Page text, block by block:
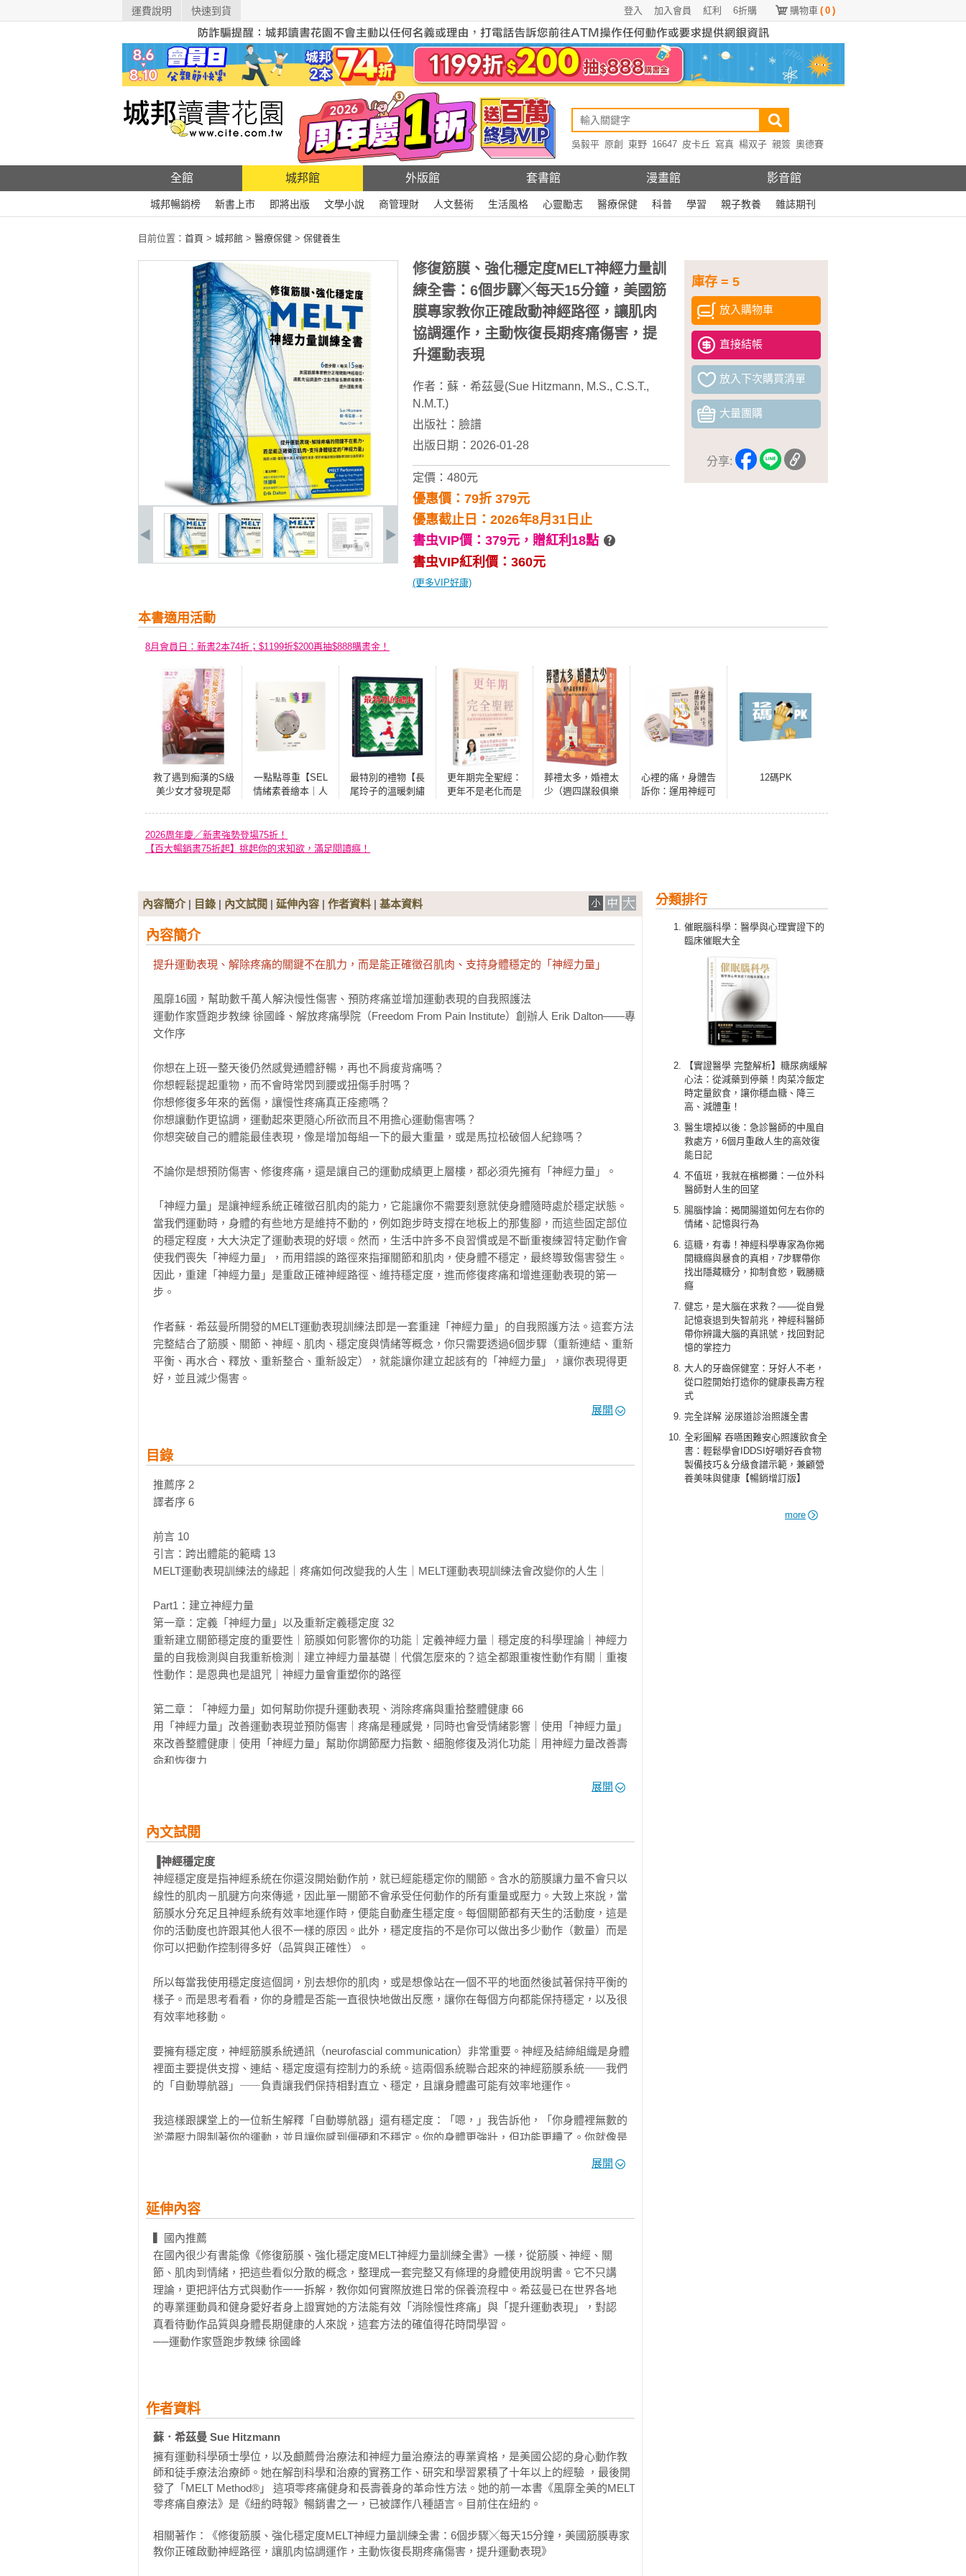
運費說明 快速到貨 購物車 ( 0 )
6折購
紅利
加入會員
登入
吳毅平 原創 東野 16647 皮卡丘 寫真 楊双子 親簽 奧德賽
全館 城邦館 外版館 套書館 漫畫館 影音館
城邦暢銷榜 新書上市 即將出版 文學小說 商管理財 人文藝術 生活風格 心靈勵志 醫療保健 科普 學習 親子教養 雜誌期刊
目前位置： 首頁 > 城邦館 > 醫療保健 > 保健養生
庫存 = 5
放入購物車
直接結帳
放入下次購買清單
大量團購
分享:
修復筋膜、強化穩定度MELT神經力量訓
練全書：6個步驟╳每天15分鐘，美國筋
膜專家教你正確啟動神經路徑，讓肌肉
協調運作，主動恢復長期疼痛傷害，提
升運動表現
作者： 蘇．希茲曼(Sue Hitzmann, M.S., C.S.T.,
N.M.T.)
出版社： 臉譜
出版日期：2026-01-28
定價：480元
優惠價：79折 379元
優惠截止日：2026年8月31日止
書虫VIP價：379元， 贈紅利18點
書虫VIP紅利價：360元
(更多VIP好康)
本書適用活動
8月會員日：新書2本74折；$1199折$200再抽$888購書金！
救了遇到痴漢的S級
美少女才發現是鄰
一點點尊重【SEL
情緒素養繪本｜人
屈求全，是我有權
利說不，而你願意
最特別的禮物【長
尾玲子的溫暖刺繡
更年期完全聖經：
更年不是老化而是
葬禮太多，婚禮太
少（週四謀殺俱樂
心裡的痛，身體告
訴你：運用神經可
12碼PK
2026周年慶／新書強勢登場75折！
【百大暢銷書75折起】挑起你的求知欲，滿足閱讀癮！
分類排行
催眠腦科學：醫學與心理實證下的
臨床催眠大全
【實證醫學 完整解析】糖尿病緩解
心法：從減藥到停藥！肉菜冷飯定
時定量飲食，讓你穩血糖、降三
高、減體重！
醫生壞掉以後：急診醫師的中風自
救處方，6個月重啟人生的高效復
能日記
不值班，我就在檳榔攤：一位外科
醫師對人生的回望
腸腦悖論：揭開腸道如何左右你的
情緒、記憶與行為
這糖，有毒！神經科學專家為你揭
開糖癮與暴食的真相，7步驟帶你
找出隱藏糖分，抑制食慾，戰勝糖
癮
健忘，是大腦在求救？——從自覺
記憶衰退到失智前兆，神經科醫師
帶你辨識大腦的真訊號，找回對記
憶的掌控力
大人的牙齒保健室：牙好人不老，
從口腔開始打造你的健康長壽方程
式
完全詳解 泌尿道診治照護全書
全彩圖解 吞嚥困難安心照護飲食全
書：輕鬆學會IDDSI好嚼好吞食物
製備技巧＆分級食譜示範，兼顧營
養美味與健康【暢銷增訂版】
more
內容簡介| 目錄 | 內文試閱 | 延伸內容 | 作者資料 | 基本資料
內容簡介
提升運動表現、解除疼痛的關鍵不在肌力，而是能正確徵召肌肉、支持身體穩定的「神經力量」
風靡16國，幫助數千萬人解決慢性傷害、預防疼痛並增加運動表現的自我照護法
運動作家暨跑步教練 徐國峰、解放疼痛學院（Freedom From Pain Institute）創辦人 Erik Dalton——專
文作序
你想在上班一整天後仍然感覺通體舒暢，再也不肩痠背痛嗎？
你想輕鬆提起重物，而不會時常閃到腰或扭傷手肘嗎？
你想修復多年來的舊傷，讓慢性疼痛真正痊癒嗎？
你想讓動作更協調，運動起來更隨心所欲而且不用擔心運動傷害嗎？
你想突破自己的體能最佳表現，像是增加每組一下的最大重量，或是馬拉松破個人紀錄嗎？
不論你是想預防傷害、修復疼痛，還是讓自己的運動成績更上層樓，都必須先擁有「神經力量」。
「神經力量」是讓神經系統正確徵召肌肉的能力，它能讓你不需要刻意就使身體隨時處於穩定狀態。
當我們運動時，身體的有些地方是維持不動的，例如跑步時支撐在地板上的那隻腳，而這些固定部位
的穩定程度，大大決定了運動表現的好壞。然而，生活中許多不良習慣或是不斷重複練習特定動作會
使我們喪失「神經力量」，而用錯誤的路徑來指揮關節和肌肉，使身體不穩定，最終導致傷害發生。
因此，重建「神經力量」是重啟正確神經路徑、維持穩定度，進而修復疼痛和增進運動表現的第一
步。
作者蘇．希茲曼所開發的MELT運動表現訓練法即是一套重建「神經力量」的自我照護方法。這套方法
完整結合了筋膜、關節、神經、肌肉、穩定度與情緒等概念，你只需要透過6個步驟（重新連結、重新
平衡、再水合、釋放、重新整合、重新設定），就能讓你建立起該有的「神經力量」，讓你表現得更
好，並且減少傷害。
本書將透過步驟與圖解，帶你學習MELT運動表現訓練法的動作，並且用運動醫學的前端研究讓你瞭解
的上班族、勞動工作者，抑或是運動愛好者或職業運動員，你只需要每天花15分鐘，就能獲得更好的
生活與訓練品質。MELT運動表現訓練法綜合了作者30年的徒手治療經驗，至今已在16個國家影響了數
千萬人。現在就打開本書，給你自己一次機會，迎接無痛且更美好的生活吧！
重新連結：辨識出體內積聚壓力的位置，重新校正「自動導航器」，讓你不需經由思考就能保持平衡
且穩定的神經系統。
重新平衡：啟動核心反射，讓你的脊椎保持穩定、保護重要器官、改善腸胃問題。
釋放：讓液體留回空隙，例如頸部與下背，釋放空隙中不必要的張力，讓活動度變好，改善姿勢。
重新整合：學習如何將身體的位置擺好，並執行動作，讓負責穩定「核心」或是穩定「帶」的正確肌
肉能在移動之前，在正確的時間點收縮。
重新設定：重新建立你的神經路徑，強化穩定肌與動作肌之間的正確時序，減少受傷及疼痛風險。
展開
目錄
推薦序 2
譯者序 6
前言 10
引言：跨出體能的範疇 13
MELT運動表現訓練法的緣起｜疼痛如何改變我的人生｜MELT運動表現訓練法會改變你的人生｜
Part1：建立神經力量
第一章：定義「神經力量」以及重新定義穩定度 32
重新建立關節穩定度的重要性｜筋膜如何影響你的功能｜定義神經力量｜穩定度的科學理論｜神經力
量的自我檢測與自我重新檢測｜建立神經力量基礎｜代償怎麼來的？這全都跟重複性動作有關｜重複
性動作：是恩典也是詛咒｜神經力量會重塑你的路徑
第二章：「神經力量」如何幫助你提升運動表現、消除疼痛與重拾整體健康 66
用「神經力量」改善運動表現並預防傷害｜疼痛是種感覺，同時也會受情緒影響｜使用「神經力量」
來改善整體健康｜使用「神經力量」幫助你調節壓力指數、細胞修復及消化功能｜用神經力量改善壽
命和恢復力
第四章：溫習MELT療法：MELT療法的4R方程式 120
失能的神經筋膜連鎖反應｜活著的身體模型｜活著的身體模型背後的科學｜國際筋膜研究研討會｜自
律神經正常／失能與筋膜系統的關聯｜MELT療法的4R方程式：重新連結、重新平衡、再水合與釋放｜
腹部手術與疤痕的長遠影響｜讓MELT運動表現訓練法有效的祕訣
第五章：MELT 「再水合」與「釋放」的連續動作 152
現訓練法的足部治療｜重新檢測｜上半身再水合連續動作｜下半身再水合及下背減壓的連續動作｜坐
姿施壓的連續動作｜頸部釋放的連續動作
穩定度機制｜神經力量的開發過程｜「重新整合」的主要原則｜重新設定｜回復主要運動模式｜「重
新設定」的主要原則
上半身的穩定度動作｜下半身的穩定度動作｜核心挑戰
第九章：上半身穩定度的連續動作 298
Part4：以神經力量創造運動表現的藍圖
第十一章：穩定度的藍圖 328
運動表現藍圖｜疼痛及關節損傷藍圖｜生活版藍圖計畫
名詞解釋 342
致謝 348
展開
內文試閱
▐神經穩定度
神經穩定度是指神經系統在你還沒開始動作前，就已經能穩定你的關節。含水的筋膜讓力量不會只以
線性的肌肉－肌腱方向來傳遞，因此單一關節不會承受任何動作的所有重量或壓力。大致上來說，當
筋膜水分充足且神經系統有效率地運作時，便能自動產生穩定度。每個關節都有天生的活動度，這是
你的活動度也許跟其他人很不一樣的原因。此外，穩定度指的不是你可以做出多少動作（數量）而是
你可以把動作控制得多好（品質與正確性）。
所以每當我使用穩定度這個詞，別去想你的肌肉，或是想像站在一個不平的地面然後試著保持平衡的
樣子。而是思考看看，你的身體是否能一直很快地做出反應，讓你在每個方向都能保持穩定，以及很
有效率地移動。
要擁有穩定度，神經筋膜系統通訊（neurofascial communication）非常重要。神經及結締組織是身體
裡面主要提供支撐、連結、穩定度還有控制力的系統。這兩個系統聯合起來的神經筋膜系統⸺我們
的「自動導航器」⸺負責讓我們保持相對直立、穩定，且讓身體盡可能有效率地運作。
我這樣跟課堂上的一位新生解釋「自動導航器」還有穩定度：「嗯，」我告訴他，「你身體裡無數的
淤滯壓力限制著你的運動，並且讓你感到僵硬和不穩定。你的身體更強壯，但功能更糟了。你就像是
度，因為你的基礎訓練沒有針對這件事努力。這也是你總是背痛和膝蓋痛的原因。你連把水瓶從地上
「你說的是神經性穩定度和調節對吧！這個嘛，講到穩定度還有神經性調節時，我們不會真的去思考
它是怎樣運作的。我們完全不用去考量穩定度，事實上，我們連移動都不需要思考⸺我們就只是移
動。」
我請他把身體想成是飛機的自動導航器。除了起飛和降落之外，自動導航器基本上包辦了所有讓飛機
維持在空中的工作。除非警示燈開始閃爍，警告飛行員有地方不對勁，否則飛行員可以單純享受這趟
等到飛機引擎沒有辦法啟動且飛機螺旋下墜、警報大響時，才開始控制飛機，避免飛機墜落和燒毀。
響我們的整體健康。神經系統不是有意這麼做，而是它和結締組織系統本來就是這樣運作的。
如果你吃不好也睡不好，但你還是去跑步，你就是在挑戰神經筋膜系統是否還能有效率地運作。
為了維持效率和完成任務，神經筋膜系統會在它負責的動作中，先放慢那些不必要的任務。你的身體
會出現一些被你忽略，或是沒有注意到的症狀⸺是的，這些就是疼痛前的訊號。你會在從坐姿站起
展開
延伸內容
▍國內推薦
在國內很少有書能像《修復筋膜、強化穩定度MELT神經力量訓練全書》一樣，從筋膜、神經、關
節、肌肉到情緒，把這些看似分散的概念，整理成一套完整又有條理的身體使用說明書。它不只講
理論，更把評估方式與動作一一拆解，教你如何實際放進日常的保養流程中。希茲曼已在世界各地
的專業運動員和健身愛好者身上證實她的方法能有效「消除慢性疼痛」與「提升運動表現」，對認
真看待動作品質與身體長期健康的人來說，這套方法的確值得花時間學習。
──運動作家暨跑步教練 徐國峰
作者資料
蘇．希茲曼 Sue Hitzmann
擁有運動科學碩士學位，以及顱薦骨治療法和神經力量治療法的專業資格，是美國公認的身心動作教
師和徒手療法治療師。她在解剖科學和治療的實務工作、研究和學習累積了十年以上的經驗 ，最後開
發了「MELT Method®」 這項零疼痛健身和長壽養身的革命性方法。她的前一本書《風靡全美的MELT
零疼痛自療法》是《紐約時報》暢銷書之一，已被譯作八種語言。目前住在紐約。
相關著作：《修復筋膜、強化穩定度MELT神經力量訓練全書：6個步驟╳每天15分鐘，美國筋膜專家
教你正確啟動神經路徑，讓肌肉協調運作，主動恢復長期疼痛傷害，提升運動表現》